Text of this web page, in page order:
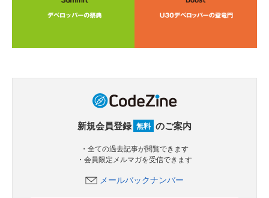
新規会員登録 無料 のご案内
・全ての過去記事が閲覧できます
・会員限定メルマガを受信できます
メールバックナンバー